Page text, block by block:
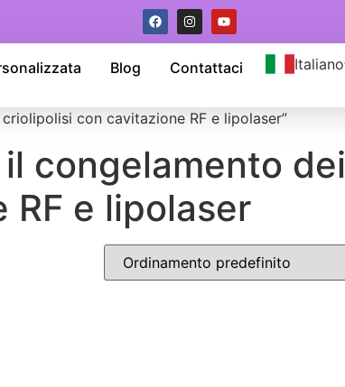
Blog Contattaci Italiano
con cavitazione RF e lipolaser”
congelamento dei
e lipolaser